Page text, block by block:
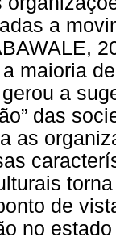
a
maioria
a
das
as
de
no